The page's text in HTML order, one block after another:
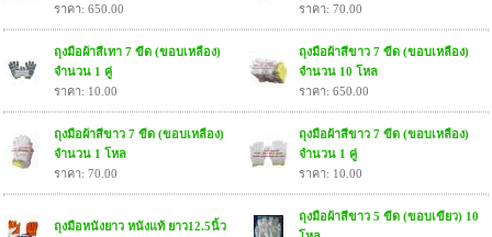
ราคา: 650.00
ราคา: 70.00
ถุงมือผ้าสีเทา 7 ขีด (ขอบเหลือง)
จำนวน 1 คู่
ราคา: 10.00
ถุงมือผ้าสีขาว 7 ขีด (ขอบเหลือง)
จำนวน 10 โหล
ราคา: 650.00
ถุงมือผ้าสีขาว 7 ขีด (ขอบเหลือง)
จำนวน 1 โหล
ราคา: 70.00
ถุงมือผ้าสีขาว 7 ขีด (ขอบเหลือง)
จำนวน 1 คู่
ราคา: 10.00
ถุงมือหนังยาว หนังแท้ ยาว12.5นิ้ว
ถุงมือผ้าสีขาว 5 ขีด (ขอบเขียว) 10